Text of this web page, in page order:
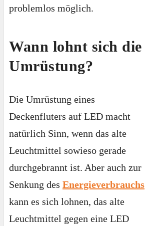
problemlos möglich.
Wann lohnt sich die
Umrüstung?
Die Umrüstung eines
Deckenfluters auf LED macht
natürlich Sinn, wenn das alte
Leuchtmittel sowieso gerade
durchgebrannt ist. Aber auch zur
Senkung des Energieverbrauchs
kann es sich lohnen, das alte
Leuchtmittel gegen eine LED